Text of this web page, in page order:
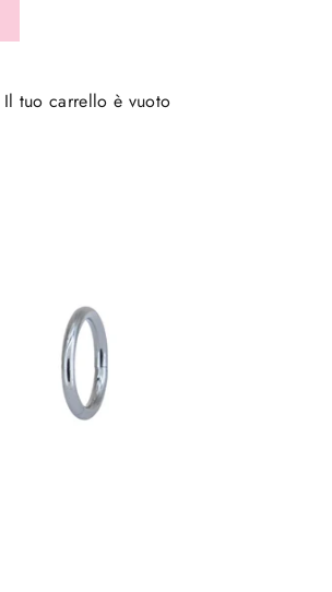
Il tuo carrello è vuoto